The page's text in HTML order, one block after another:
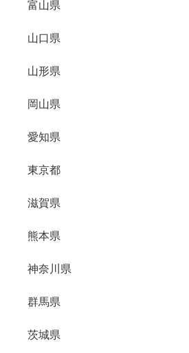
富山県
山口県
山形県
岡山県
愛知県
東京都
滋賀県
熊本県
神奈川県
群馬県
茨城県